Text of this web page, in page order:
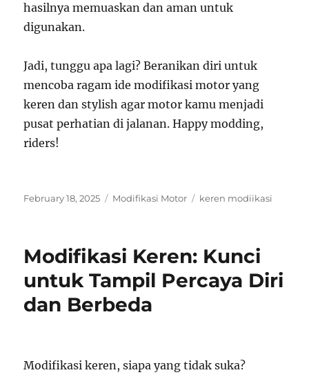
hasilnya memuaskan dan aman untuk
digunakan.
Jadi, tunggu apa lagi? Beranikan diri untuk
mencoba ragam ide modifikasi motor yang
keren dan stylish agar motor kamu menjadi
pusat perhatian di jalanan. Happy modding,
riders!
Posted
February 18, 2025 Categories
Modifikasi Motor Tags
keren modiikasi
Modifikasi Keren: Kunci
untuk Tampil Percaya Diri
dan Berbeda
Modifikasi keren, siapa yang tidak suka?